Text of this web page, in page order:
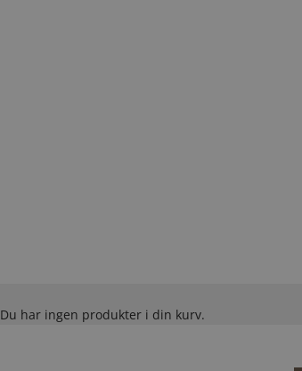
Du har ingen produkter i din kurv.